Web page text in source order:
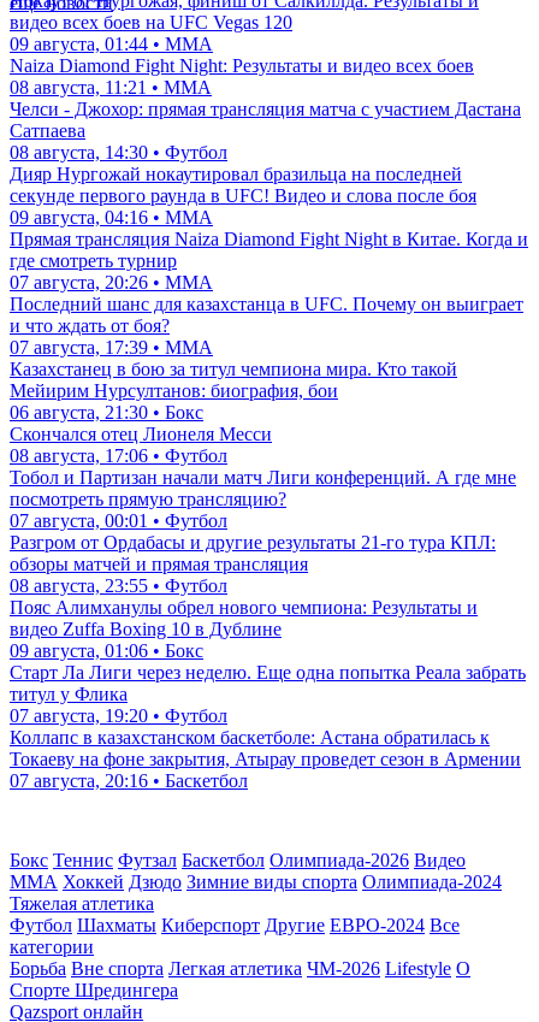
видео всех боев на UFC Vegas 120
09 августа, 01:44 • ММА
Naiza Diamond Fight Night: Результаты и видео всех боев
08 августа, 11:21 • ММА
Челси - Джохор: прямая трансляция матча с участием Дастана
Сатпаева
08 августа, 14:30 • Футбол
Дияр Нургожай нокаутировал бразильца на последней
секунде первого раунда в UFC! Видео и слова после боя
09 августа, 04:16 • ММА
Прямая трансляция Naiza Diamond Fight Night в Китае. Когда и
где смотреть турнир
07 августа, 20:26 • ММА
Последний шанс для казахстанца в UFC. Почему он выиграет
и что ждать от боя?
07 августа, 17:39 • ММА
Казахстанец в бою за титул чемпиона мира. Кто такой
Мейирим Нурсултанов: биография, бои
06 августа, 21:30 • Бокс
Скончался отец Лионеля Месси
08 августа, 17:06 • Футбол
Тобол и Партизан начали матч Лиги конференций. А где мне
посмотреть прямую трансляцию?
07 августа, 00:01 • Футбол
Разгром от Ордабасы и другие результаты 21-го тура КПЛ:
обзоры матчей и прямая трансляция
08 августа, 23:55 • Футбол
Пояс Алимханулы обрел нового чемпиона: Результаты и
видео Zuffa Boxing 10 в Дублине
09 августа, 01:06 • Бокс
Старт Ла Лиги через неделю. Еще одна попытка Реала забрать
титул у Флика
07 августа, 19:20 • Футбол
Коллапс в казахстанском баскетболе: Астана обратилась к
Токаеву на фоне закрытия, Атырау проведет сезон в Армении
07 августа, 20:16 • Баскетбол
Бокс Теннис Футзал Баскетбол Олимпиада-2026 Видео
ММА Хоккей Дзюдо Зимние виды спорта Олимпиада-2024
Тяжелая атлетика
Футбол Шахматы Киберспорт Другие ЕВРО-2024 Все
категории
Борьба Вне спорта Легкая атлетика ЧМ-2026 Lifestyle О
Спорте Шредингера
Qazsport онлайн